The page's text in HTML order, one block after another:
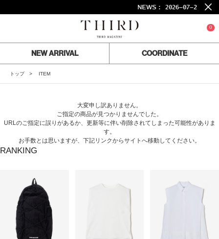
NEWS : 2026-07-24
0
NEW ARRIVAL COORDINATE
トップ ITEM
大変申し訳ありません。
ご指定の商品が見つかりませんでした。
URLのご指定に誤りがあるか、更新等に伴い削除されてしまった可能性がありま
す。
お手数とは思いますが、下記リンクからサイトへ移動してください。
RANKING